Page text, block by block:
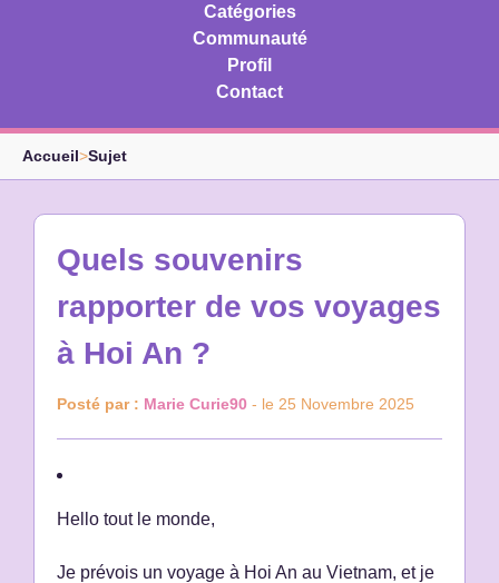
Catégories
Communauté
Profil
Contact
Accueil>Sujet
Quels souvenirs
rapporter de vos voyages
à Hoi An ?
Posté par : Marie Curie90 - le 25 Novembre 2025
Hello tout le monde,
Je prévois un voyage à Hoi An au Vietnam, et je